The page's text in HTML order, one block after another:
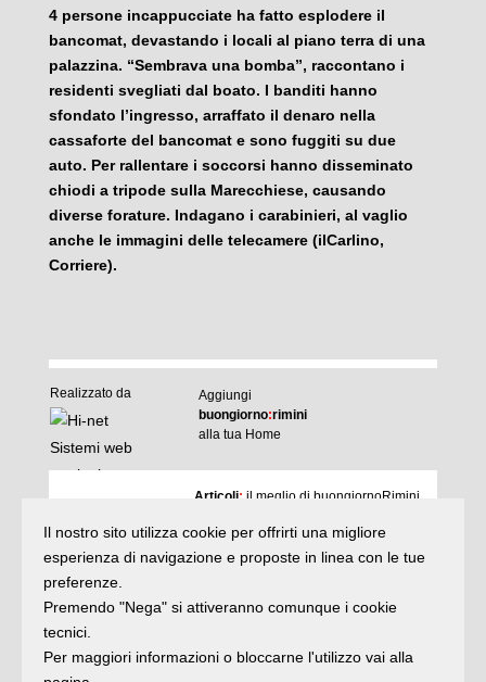
4 persone incappucciate ha fatto esplodere il
bancomat, devastando i locali al piano terra di una
palazzina. “Sembrava una bomba”, raccontano i
residenti svegliati dal boato. I banditi hanno
sfondato l’ingresso, arraffato il denaro nella
cassaforte del bancomat e sono fuggiti su due
auto. Per rallentare i soccorsi hanno disseminato
chiodi a tripode sulla Marecchiese, causando
diverse forature. Indagano i carabinieri, al vaglio
anche le immagini delle telecamere (ilCarlino,
Corriere).
Realizzato da
Aggiungi
buongiorno:rimini
alla tua Home
Articoli
e rubriche I Articoli: il meglio di buongiornoRimini
Agenda
gli appuntamenti del giorno
Argomenti:la storia delle notizie
quasi un rotocalco
Iscrivitialla newsletter
Il nostro sito utilizza cookie per offrirti una migliore
esperienza di navigazione e proposte in linea con le tue
preferenze.
Premendo "Nega" si attiveranno comunque i cookie
tecnici.
Per maggiori informazioni o bloccarne l'utilizzo vai alla